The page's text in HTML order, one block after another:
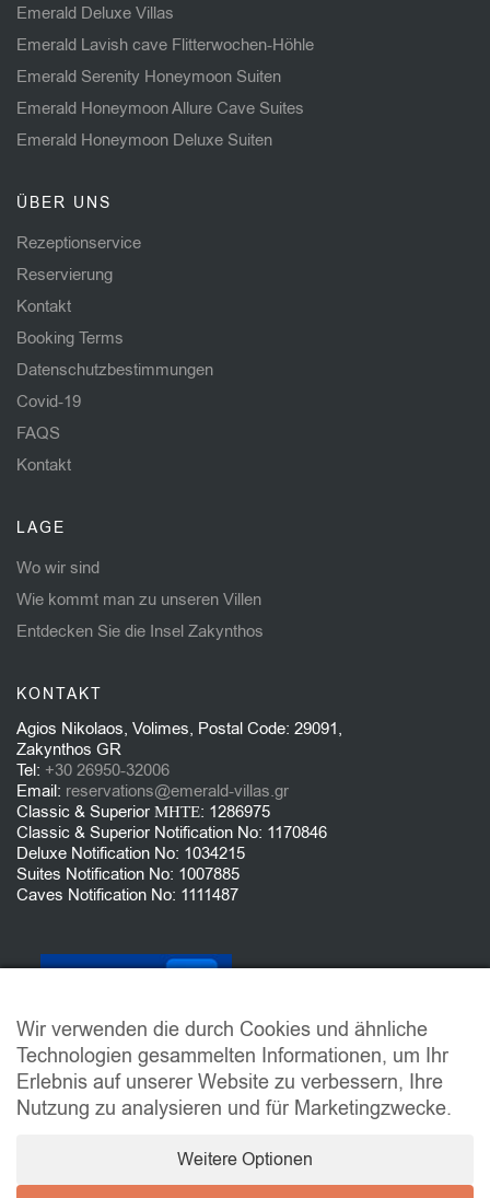
Emerald Deluxe Villas
Emerald Lavish cave Flitterwochen-Höhle
Emerald Serenity Honeymoon Suiten
Emerald Honeymoon Allure Cave Suites
Emerald Honeymoon Deluxe Suiten
ÜBER UNS
Rezeptionservice
Reservierung
Kontakt
Booking Terms
Datenschutzbestimmungen
Covid-19
FAQS
Kontakt
LAGE
Wo wir sind
Wie kommt man zu unseren Villen
Entdecken Sie die Insel Zakynthos
KONTAKT
Agios Nikolaos, Volimes, Postal Code: 29091,
Zakynthos GR
Tel: +30 26950-32006
Email: reservations@emerald-villas.gr
Classic & Superior ΜΗΤΕ: 1286975
Classic & Superior Notification No: 1170846
Deluxe Notification No: 1034215
Suites Notification No: 1007885
Caves Notification No: 1111487
© 2021 EMERALD VILLAS. ALL RIGHTS RESERVED | POWERED BY
Wir verwenden die durch Cookies und ähnliche
Technologien gesammelten Informationen, um Ihr
Erlebnis auf unserer Website zu verbessern, Ihre
Nutzung zu analysieren und für Marketingzwecke.
Weitere Optionen